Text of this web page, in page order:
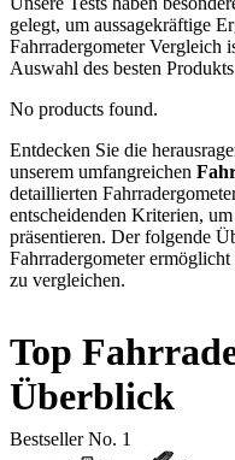
gelegt, um aussagekräftige
Fahrradergometer Vergleich
Auswahl des besten
No products found.
Entdecken Sie die
unserem umfangreichen
detaillierten
entscheidenden Kriterien,
präsentieren. Der folgende
Fahrradergometer
zu vergleichen.
Top
Überblick
Bestseller No. 1